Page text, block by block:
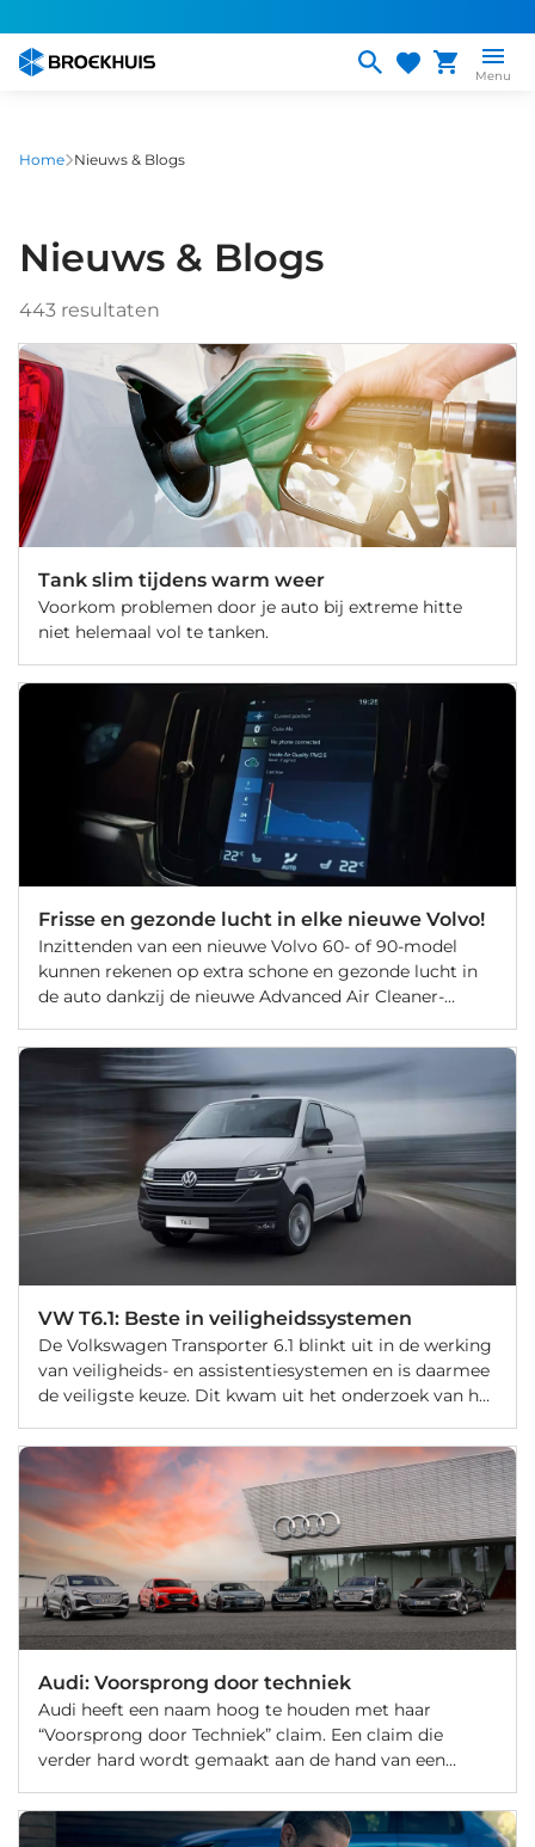
naar
gaan
Menu
Home Nieuws & Blogs
Nieuws & Blogs
443 resultaten
Tank slim tijdens warm weer
Voorkom problemen door je auto bij extreme hitte
niet helemaal vol te tanken.
Frisse en gezonde lucht in elke nieuwe Volvo!
Inzittenden van een nieuwe Volvo 60- of 90-model
kunnen rekenen op extra schone en gezonde lucht in
de auto dankzij de nieuwe Advanced Air Cleaner-
niveau de lucht in de Volvo.
VW T6.1: Beste in veiligheidssystemen
De Volkswagen Transporter 6.1 blinkt uit in de werking
van veiligheids- en assistentiesystemen en is daarmee
de veiligste keuze. Dit kwam uit het onderzoek van het
heeft onderzocht.
Audi: Voorsprong door techniek
Audi heeft een naam hoog te houden met haar
“Voorsprong door Techniek” claim. Een claim die
verder hard wordt gemaakt aan de hand van een
voornemens grote stappen te maken in de snel
veranderende behoeften en technologie. Neem een